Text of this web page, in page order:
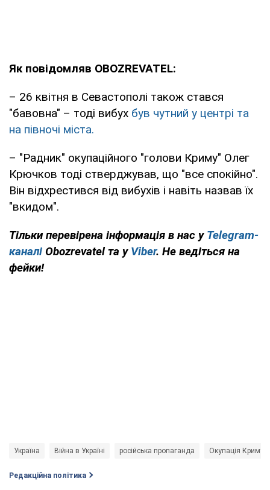
Як повідомляв OBOZREVATEL:
– 26 квітня в Севастополі також стався
"бавовна" – тоді вибух був чутний у центрі та
на півночі міста.
– "Радник" окупаційного "голови Криму" Олег
Крючков тоді стверджував, що "все спокійно".
Він відхрестився від вибухів і навіть назвав їх
"вкидом".
Тільки перевірена інформація в нас у Telegram-
каналі Obozrevatel та у Viber. Не ведіться на
фейки!
Україна Війна в Україні російська пропаганда Окупація Криму
Редакційна політика